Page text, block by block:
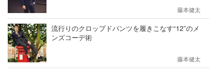
藤本健太
流行りのクロップドパンツを履きこなす“12”のメ
ンズコーデ術
藤本健太